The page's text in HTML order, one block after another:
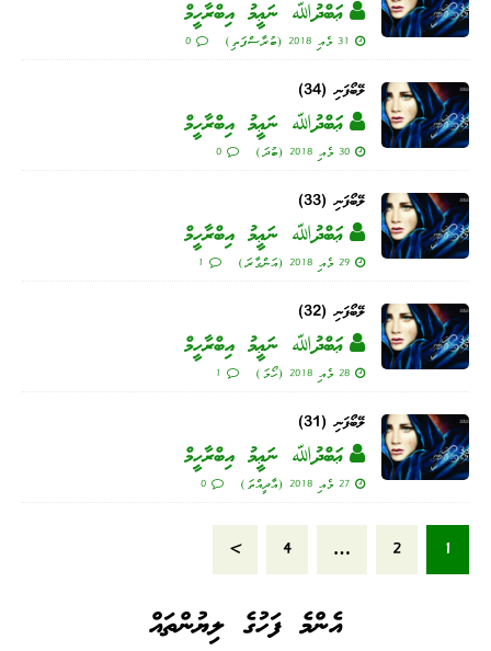
ޢަބްދުﷲ ނަޢީމު އިބްރާހީމް
31 މެއި 2018 (ބުރާސްފަތި) 0
ލޭބޯފަނި (34)
ޢަބްދުﷲ ނަޢީމު އިބްރާހީމް
30 މެއި 2018 (ބުދަ) 0
ލޭބޯފަނި (33)
ޢަބްދުﷲ ނަޢީމު އިބްރާހީމް
29 މެއި 2018 (އަންގާރަ) 1
ލޭބޯފަނި (32)
ޢަބްދުﷲ ނަޢީމު އިބްރާހީމް
28 މެއި 2018 (ހޯމަ) 1
ލޭބޯފަނި (31)
ޢަބްދުﷲ ނަޢީމު އިބްރާހީމް
27 މެއި 2018 (އާދީއްތަ) 0
1
2
…
4
»
އެންމެ ފަހުގެ ލިޔުންތައް